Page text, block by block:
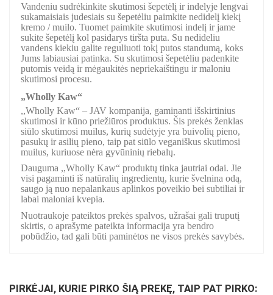
Vandeniu sudrėkinkite skutimosi šepetėlį ir indelyje lengvai
sukamaisiais judesiais su šepetėliu paimkite nedidelį kiekį
kremo / muilo. Tuomet paimkite skutimosi indelį ir jame
sukite šepetėlį kol pasidarys tiršta puta. Su nedideliu
vandens kiekiu galite reguliuoti tokį putos standumą, koks
Jums labiausiai patinka. Su skutimosi šepetėliu padenkite
putomis veidą ir mėgaukitės nepriekaištingu ir maloniu
skutimosi procesu.
„Wholly Kaw“
,,Wholly Kaw“ – JAV kompanija, gaminanti išskirtinius
skutimosi ir kūno priežiūros produktus. Šis prekės ženklas
siūlo skutimosi muilus, kurių sudėtyje yra buivolių pieno,
pasukų ir asilių pieno, taip pat siūlo veganiškus skutimosi
muilus, kuriuose nėra gyvūninių riebalų.
Dauguma ,,Wholly Kaw“ produktų tinka jautriai odai. Jie
visi pagaminti iš natūralių ingredientų, kurie švelnina odą,
saugo ją nuo nepalankaus aplinkos poveikio bei subtiliai ir
labai maloniai kvepia.
Nuotraukoje pateiktos prekės spalvos, užrašai gali truputį
skirtis, o aprašyme pateikta informacija yra bendro
pobūdžio, tad gali būti paminėtos ne visos prekės savybės.
PIRKĖJAI, KURIE PIRKO ŠIĄ PREKĘ, TAIP PAT PIRKO: